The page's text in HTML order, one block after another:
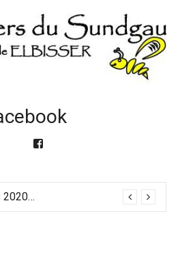
Essaims hivernés 2020 et essaims & reines 2021